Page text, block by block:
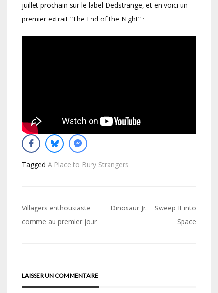
juillet prochain sur le label Dedstrange, et en voici un
premier extrait “The End of the Night” :
Tagged A Place to Bury Strangers
Navigation
de
Villagers enthousiaste
comme au premier jour
Dinosaur Jr. – Sweep It into
Space
LAISSER UN COMMENTAIRE